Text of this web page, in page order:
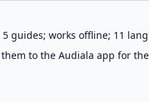
guides; works offline; 11
to the Audiala app for